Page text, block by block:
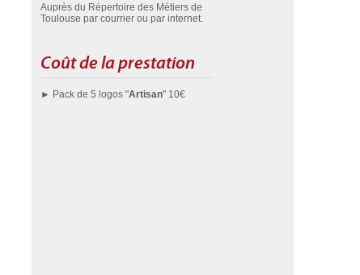
Auprès du Répertoire des Métiers de
Toulouse par courrier ou par internet.
Coût de la prestation
► Pack de 5 logos "Artisan" 10€